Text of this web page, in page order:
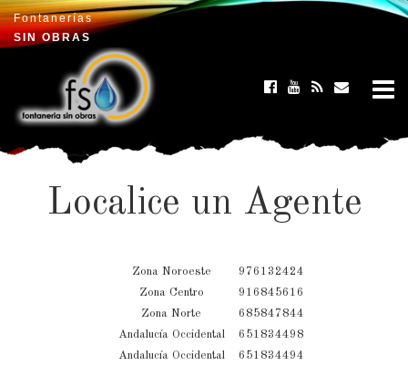
Fontanerías
SIN OBRAS
Localice un Agente
Zona Noroeste
976132424
Zona Centro
916845616
Zona Norte
685847844
Andalucía Occidental
651834498
Andalucía Occidental
651834494